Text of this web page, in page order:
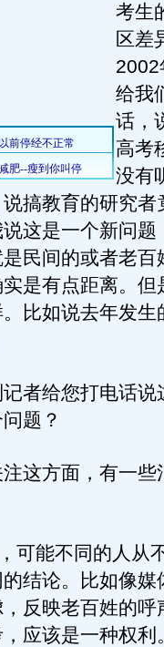
考生
区差
2002
给我
话，
高考
没有
搞教育的研究者
这是一个新问题
民间的或者老百
是有点距离。但
比如说去年发生
给您打电话说
题？
方面，有一些
能不同的人从
结论。比如像媒
反映老百姓的呼
应该是一种权利